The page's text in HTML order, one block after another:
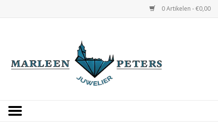
0 Artikelen - €0,00